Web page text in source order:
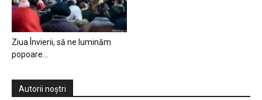
Ziua Învierii, să ne luminăm
popoare…
Autorii noștri